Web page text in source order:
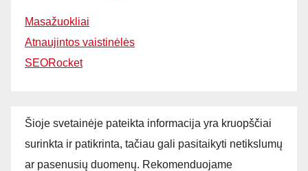
Masažuokliai
Atnaujintos vaistinėlės
SEORocket
Šioje svetainėje pateikta informacija yra kruopščiai
surinkta ir patikrinta, tačiau gali pasitaikyti netikslumų
ar pasenusių duomenų. Rekomenduojame